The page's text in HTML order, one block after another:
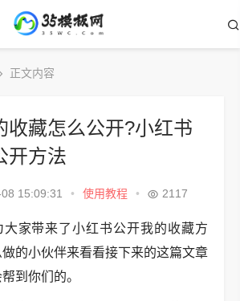
正文内容
收藏怎么公开?小红书
开方法
15:09:31 • 使用教程 • 2117
家带来了小红书公开我的收藏方
的小伙伴来看看接下来的这篇文章
到你们的。